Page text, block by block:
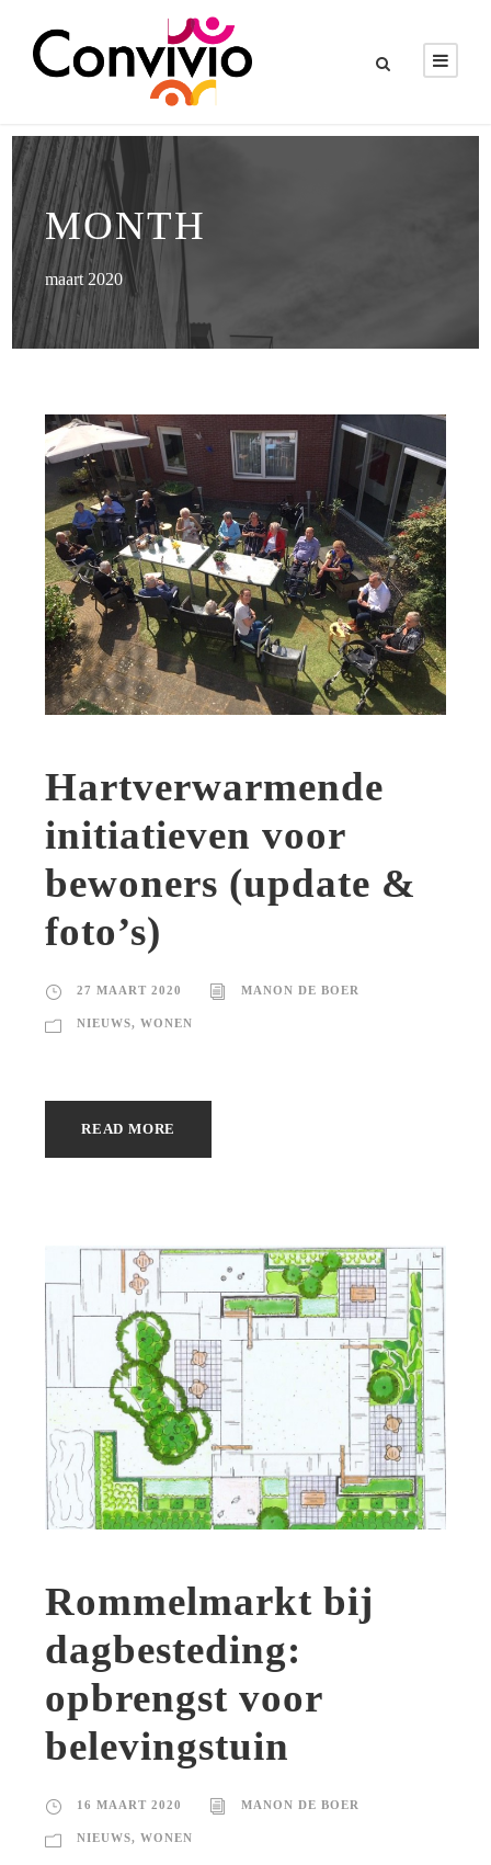
MONTH
maart 2020
Hartverwarmende
initiatieven voor
bewoners (update &
foto’s)
27 MAART 2020 MANON DE BOER
NIEUWS, WONEN
READ MORE
Rommelmarkt bij
dagbesteding:
opbrengst voor
belevingstuin
16 MAART 2020 MANON DE BOER
NIEUWS, WONEN